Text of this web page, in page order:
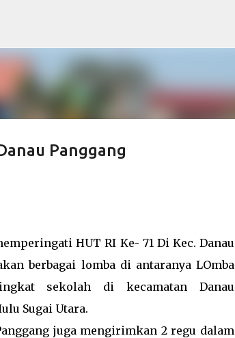
Panggang
HUT RI Ke- 71 Di Kec. Danau
berbagai lomba di antaranya LOmba
sekolah di kecamatan Danau
Sugai Utara.
juga mengirimkan 2 regu dalam